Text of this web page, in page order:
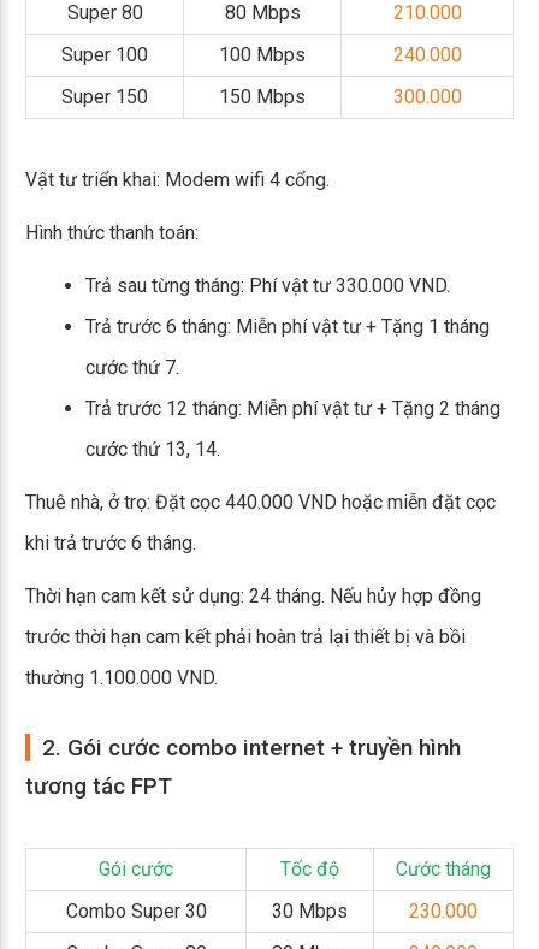
Super 80
80 Mbps
210.000
Super 100
100 Mbps
240.000
Super 150
150 Mbps 300.000
Vật tư triển khai: Modem wifi 4 cổng.
Hình thức thanh toán:
Trả sau từng tháng: Phí vật tư 330.000 VND.
Trả trước 6 tháng: Miễn phí vật tư + Tặng 1 tháng
cước thứ 7.
Trả trước 12 tháng: Miễn phí vật tư + Tặng 2 tháng
cước thứ 13, 14.
Thuê nhà, ở trọ: Đặt cọc 440.000 VND hoặc miễn đặt cọc
khi trả trước 6 tháng.
Thời hạn cam kết sử dụng: 24 tháng. Nếu hủy hợp đồng
trước thời hạn cam kết phải hoàn trả lại thiết bị và bồi
thường 1.100.000 VND.
2. Gói cước combo internet + truyền hình
tương tác FPT
Gói cước Tốc độ
Cước tháng
Combo Super 30
30 Mbps
230.000